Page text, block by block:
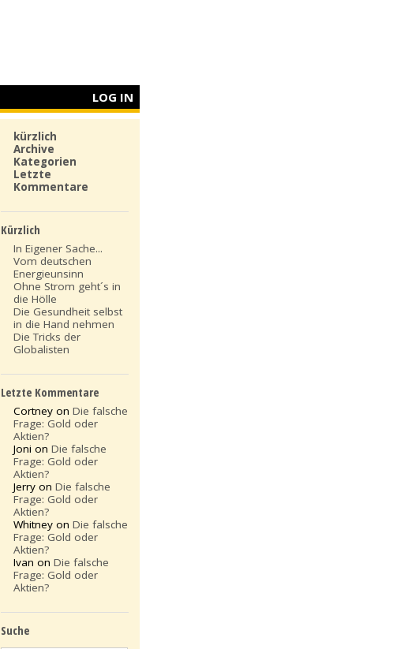
LOG IN
kürzlich
Archive
Kategorien
Letzte
Kommentare
Kürzlich
In Eigener Sache...
Vom deutschen
Energieunsinn
Ohne Strom geht´s in
die Hölle
Die Gesundheit selbst
in die Hand nehmen
Die Tricks der
Globalisten
Letzte Kommentare
Cortney onDie falsche
Frage: Gold oder
Aktien?
Joni onDie falsche
Frage: Gold oder
Aktien?
Jerry onDie falsche
Frage: Gold oder
Aktien?
Whitney onDie falsche
Frage: Gold oder
Aktien?
Ivan onDie falsche
Frage: Gold oder
Aktien?
Suche